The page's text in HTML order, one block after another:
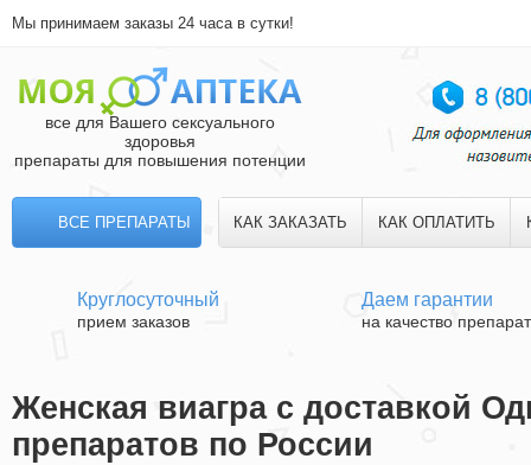
Мы принимаем заказы 24 часа в сутки!
все для Вашего сексуального
здоровья
препараты для повышения потенции
ВСЕ ПРЕПАРАТЫ КАК ЗАКАЗАТЬ КАК ОПЛАТИТЬ
Круглосуточный
прием заказов
Даем гарантии
на качество
Женская виагра с доставкой
препаратов по России